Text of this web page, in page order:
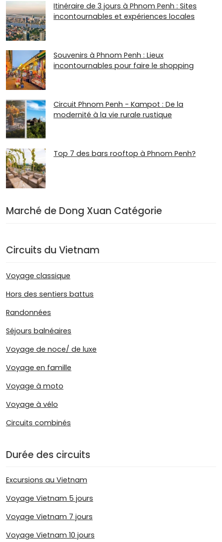
Itinéraire de 3 jours à Phnom Penh : Sites
incontournables et expériences locales
Souvenirs à Phnom Penh : Lieux
incontournables pour faire le shopping
Circuit Phnom Penh - Kampot : De la
modernité à la vie rurale rustique
Top 7 des bars rooftop à Phnom Penh?
Marché de Dong Xuan Catégorie
Circuits du Vietnam
Voyage classique
Hors des sentiers battus
Randonnées
Séjours balnéaires
Voyage de noce/ de luxe
Voyage en famille
Voyage à moto
Voyage à vélo
Circuits combinés
Durée des circuits
Excursions au Vietnam
Voyage Vietnam 5 jours
Voyage Vietnam 7 jours
Voyage Vietnam 10 jours